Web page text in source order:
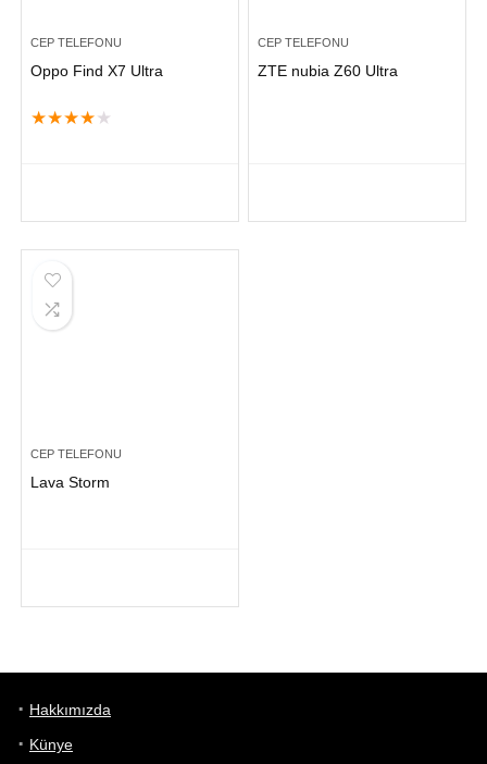
CEP TELEFONU
Oppo Find X7 Ultra
★★★★ ★
CEP TELEFONU
ZTE nubia Z60 Ultra
CEP TELEFONU
Lava Storm
Hakkımızda
Künye